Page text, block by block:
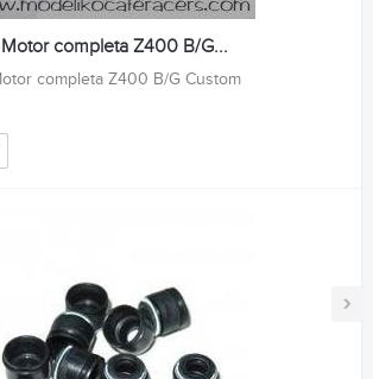
›
completa Z400 B/G...
completa Z400 B/G Custom